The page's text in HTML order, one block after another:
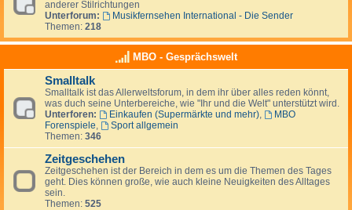
anderer Stilrichtungen
Unterforum:
Musikfernsehen International - Die Sender
Themen: 218
MBO - Gesprächswelt
Smalltalk
Smalltalk ist das Allerweltsforum, in dem ihr über alles reden könnt,
was duch seine Unterbereiche, wie "Ihr und die Welt" unterstützt wird.
Unterforen:
Einkaufen (Supermärkte und mehr),
MBO
Forenspiele
Sport allgemein
Themen: 346
Zeitgeschehen
Zeitgeschehen ist der Bereich in dem es um die Themen des Tages
geht. Dies können große, wie auch kleine Neuigkeiten des Alltages
sein.
Themen: 525